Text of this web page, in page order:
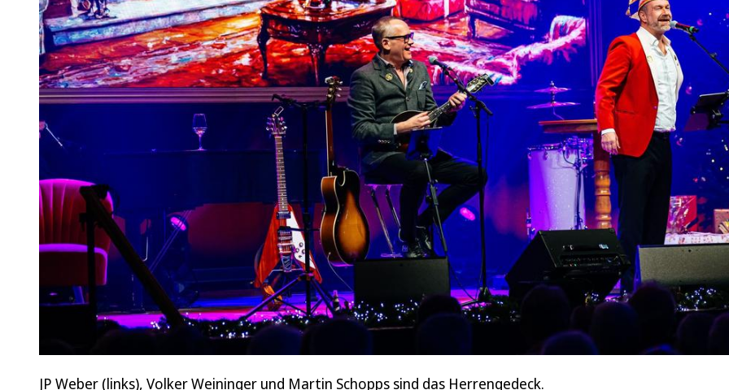
JP Weber (links), Volker Weininger und Martin Schopps sind das Herrengedeck.